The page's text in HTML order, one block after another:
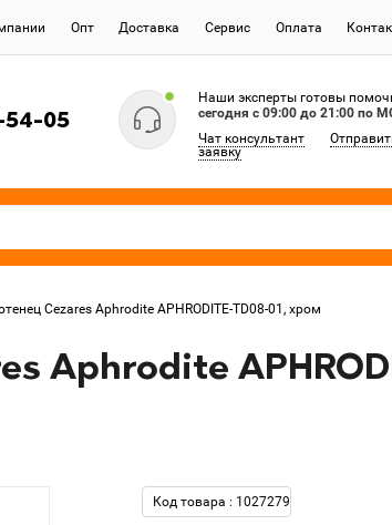
Опт Доставка Сервис Оплата
54-05
Наши эксперты готовы
сегодня c 09:00 до 21:00 по
Чат консультант
заявку
Cezares Aphrodite APHRODITE-TD08-01, хром
Aphrodite
Код товара : 1027279